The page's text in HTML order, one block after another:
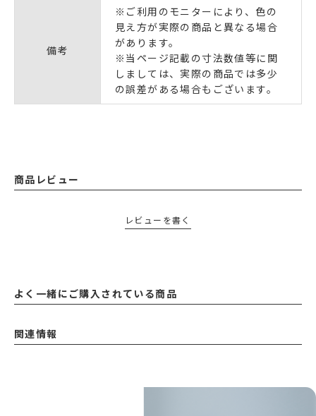
備考
※ご利用のモニターにより、色の
見え方が実際の商品と異なる場合
があります。
※当ページ記載の寸法数値等に関
しましては、実際の商品では多少
の誤差がある場合もございます。
商品レビュー
レビューを書く
よく一緒にご購入されている商品
関連情報